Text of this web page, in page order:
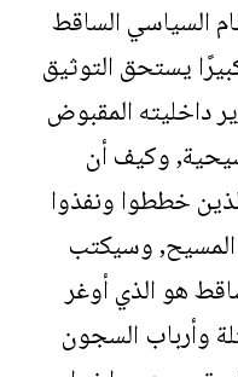
السياسي الساقط
يستحق التوثيق
داخليته المقبوض
وكيف أن
خططوا ونفذوا
المسيح, وسيكتب
هو الذي أوغر
وأرباب السجون